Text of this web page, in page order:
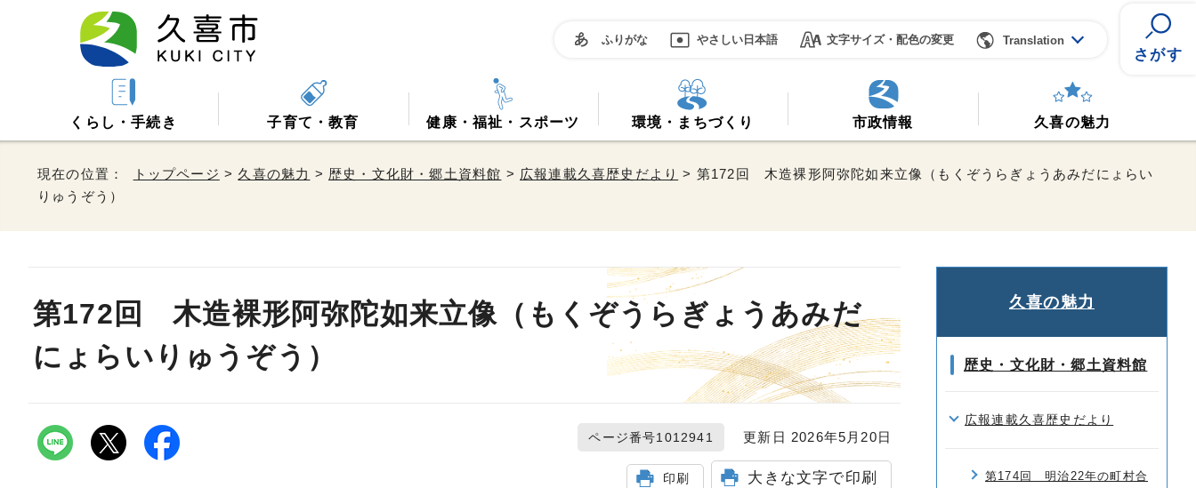
ふりがな やさしい日本語 文字サイズ・配色の変更 Translation
さがす
くらし・手続き 子育て・教育 健康・福祉・スポーツ 環境・まちづくり 市政情報 久喜の魅力
現在の位置： トップページ > 久喜の魅力 > 歴史・文化財・郷土資料館 > 広報連載久喜歴史だより > 第172回 木造裸形阿弥陀如来立像（もくぞうらぎょうあみだにょらい
りゅうぞう）
第172回 木造裸形阿弥陀如来立像（もくぞうらぎょうあみだ
にょらいりゅうぞう）
ページ番号1012941 更新日 2026年5月20日
印刷 大きな文字で印刷
久喜の魅力
歴史・文化財・郷土資料館
広報連載久喜歴史だより
第174回 明治22年の町村合